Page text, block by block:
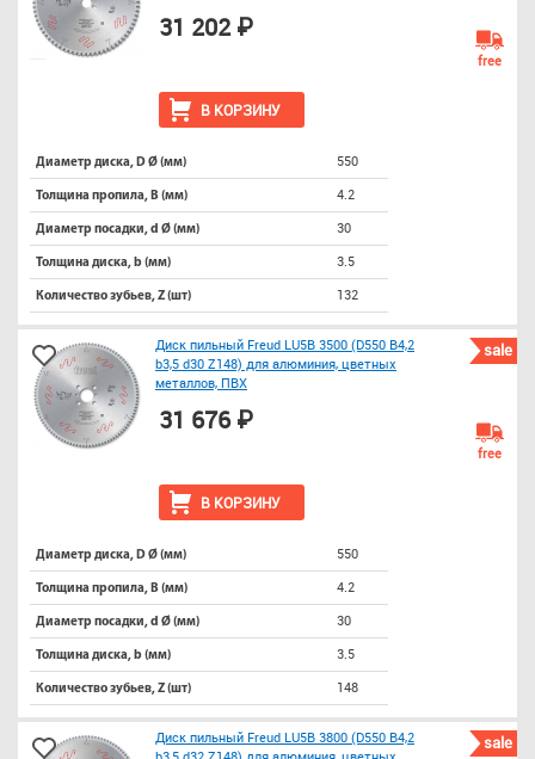
В КОРЗИНУ
31 202 ₽
free
Диаметр диска, D Ø (мм) 550
Толщина пропила, B (мм) 4.2
Диаметр посадки, d Ø (мм) 30
Толщина диска, b (мм) 3.5
Количество зубьев, Z (шт) 132
sale
Диск пильный Freud LU5B 3500 (D550 B4,2
b3,5 d30 Z148) для алюминия, цветных
металлов, ПВХ
В КОРЗИНУ
31 676 ₽
free
Диаметр диска, D Ø (мм) 550
Толщина пропила, B (мм) 4.2
Диаметр посадки, d Ø (мм) 30
Толщина диска, b (мм) 3.5
Количество зубьев, Z (шт) 148
sale
Диск пильный Freud LU5B 3800 (D550 B4,2